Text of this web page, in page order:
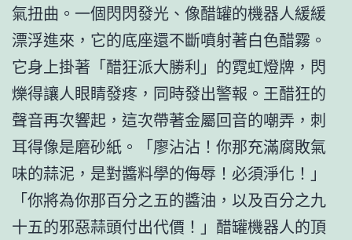
氣扭曲。一個閃閃發光、像醋罐的機器人緩緩
漂浮進來，它的底座還不斷噴射著白色醋霧。
它身上掛著「醋狂派大勝利」的霓虹燈牌，閃
爍得讓人眼睛發疼，同時發出警報。王醋狂的
聲音再次響起，這次帶著金屬回音的嘲弄，刺
耳得像是磨砂紙。「廖沾沾！你那充滿腐敗氣
味的蒜泥，是對醬料學的侮辱！必須淨化！」
「你將為你那百分之五的醬油，以及百分之九
十五的邪惡蒜頭付出代價！」醋罐機器人的頂